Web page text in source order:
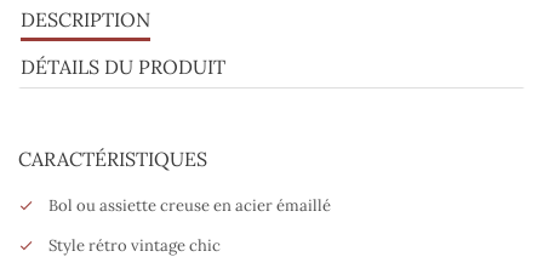
DESCRIPTION
DÉTAILS DU PRODUIT
CARACTÉRISTIQUES
Bol ou assiette creuse en acier émaillé
Style rétro vintage chic